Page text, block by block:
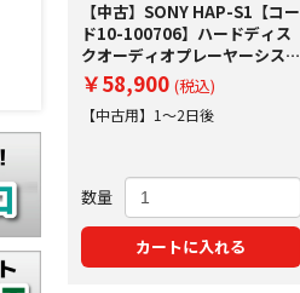
【中古】SONY HAP-S1【コー
ド10-100706】ハードディス
クオーディオプレーヤーシステ
ム
￥58,900 (税込)
【中古用】1～2日後
数量
カートに入れる